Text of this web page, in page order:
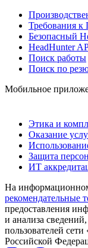
Требования
Безопасный
HeadHunter
Поиск работы
Поиск по
Мобильное
Этика и
Оказание
Защита
ИТ
На
рекомендательные
предоставления
и анализа
пользователей
Российской